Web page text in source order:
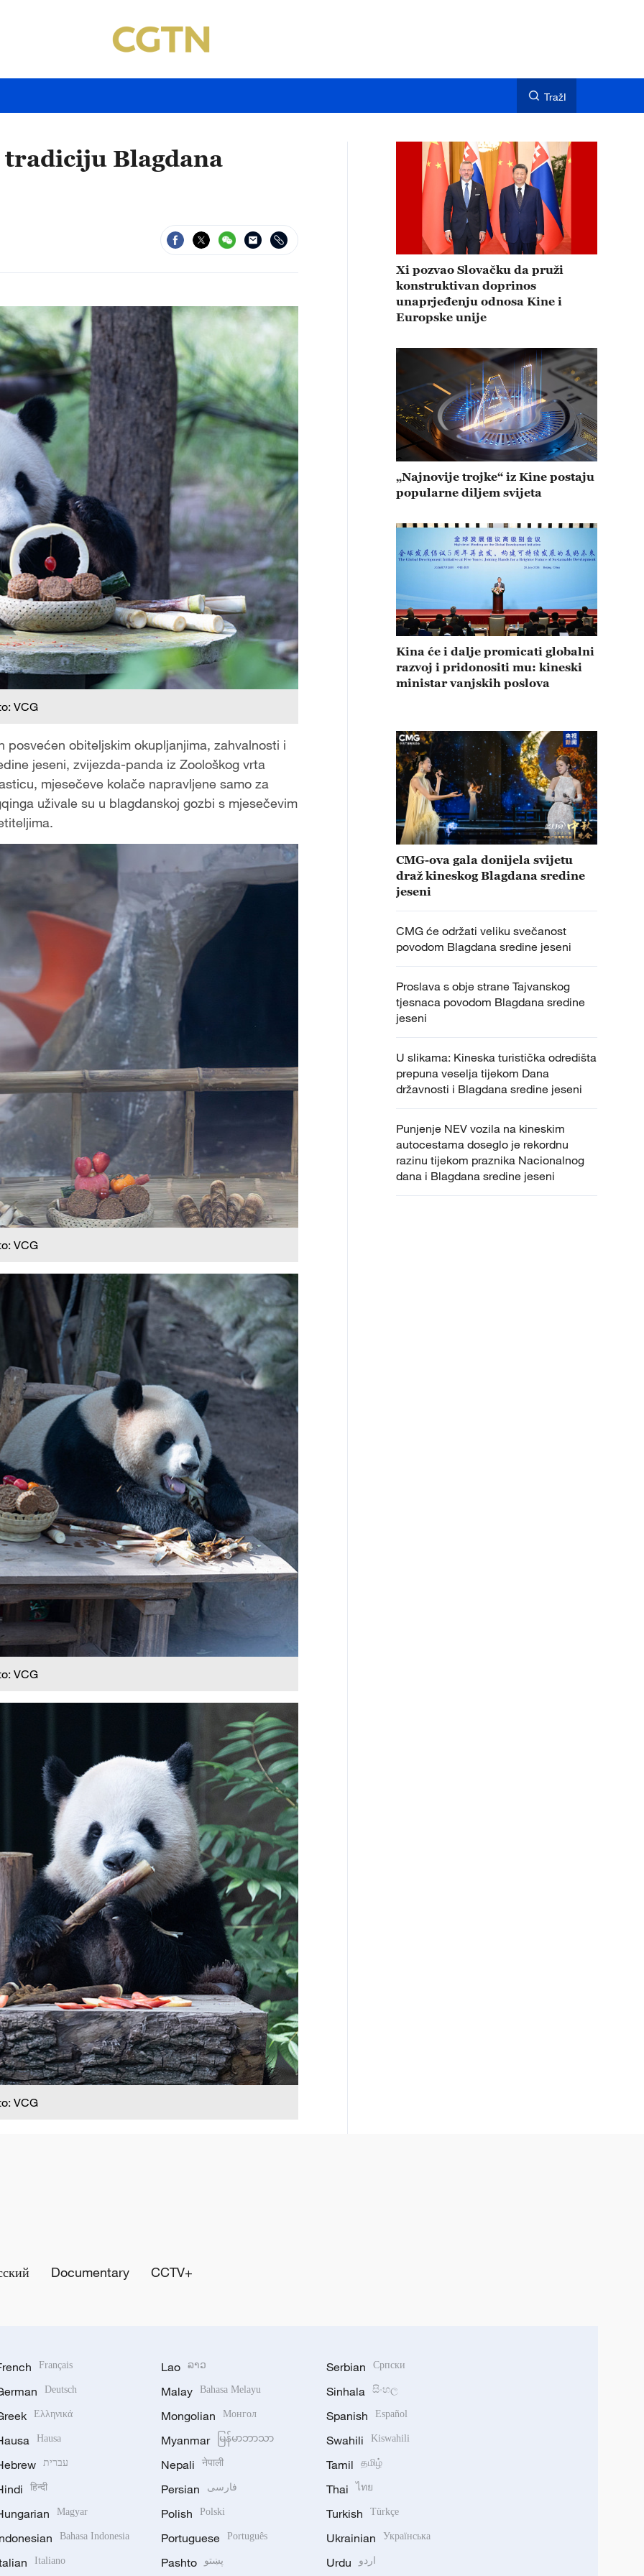
TražI
tradiciju Blagdana
VCG
obiteljskim okupljanjima, zahvalnosti i
jeseni, zvijezda-panda iz Zoološkog vrta
mjesečeve kolače napravljene samo za
uživale su u blagdanskoj gozbi s mjesečevim
VCG
VCG
VCG
Xi pozvao Slovačku da pruži
konstruktivan doprinos
unaprjeđenju odnosa Kine i
Europske unije
„Najnovije trojke“ iz Kine postaju
popularne diljem svijeta
Kina će i dalje promicati globalni
razvoj i pridonositi mu: kineski
ministar vanjskih poslova
CMG-ova gala donijela svijetu
draž kineskog Blagdana sredine
jeseni
CMG će održati veliku svečanost
povodom Blagdana sredine jeseni
Proslava s obje strane Tajvanskog
tjesnaca povodom Blagdana sredine
jeseni
U slikama: Kineska turistička odredišta
prepuna veselja tijekom Dana
državnosti i Blagdana sredine jeseni
Punjenje NEV vozila na kineskim
autocestama doseglo je rekordnu
razinu tijekom praznika Nacionalnog
dana i Blagdana sredine jeseni
Documentary CCTV+
Français
Deutsch
Ελληνικά
Hausa
עברית
हिन्दी
Magyar
Bahasa Indonesia
Italiano
Lao ລາວ
Malay Bahasa Melayu
Mongolian Монгол
Myanmar မြန်မာဘာသာ
Nepali नेपाली
Persian فارسی
Polish Polski
Portuguese Português
Pashto پښتو
Serbian Српски
Sinhala සිංහල
Spanish Español
Swahili Kiswahili
Tamil தமிழ்
Thai ไทย
Turkish Türkçe
Ukrainian Українська
Urdu اردو